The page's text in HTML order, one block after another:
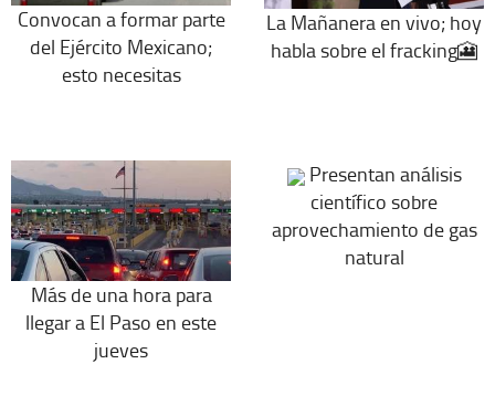
Convocan a formar parte
del Ejército Mexicano;
esto necesitas
La Mañanera en vivo; hoy
habla sobre el fracking🎦
Más de una hora para
llegar a El Paso en este
jueves
Presentan análisis
científico sobre
aprovechamiento de gas
natural